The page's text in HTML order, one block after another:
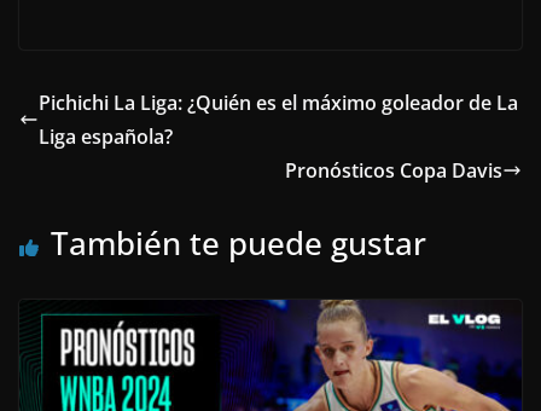
Pichichi La Liga: ¿Quién es el máximo goleador de La
Liga española?
Pronósticos Copa Davis
También te puede gustar